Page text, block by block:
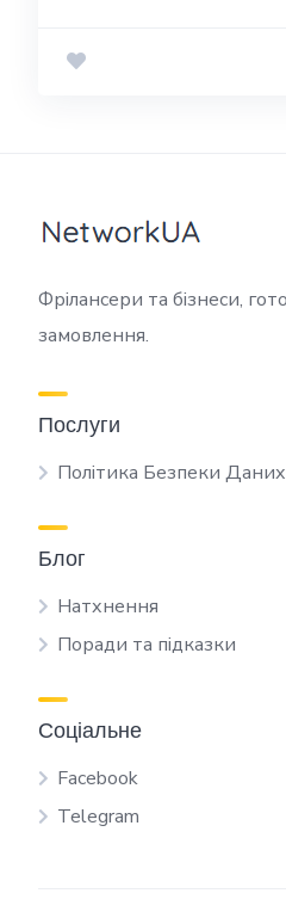
Фрілансери та бізнеси,
замовлення.
Послуги
Політика Безпеки Даних
Блог
Натхнення
Поради та підказки
Соціальне
Facebook
Telegram